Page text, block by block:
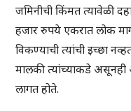
जमिनीची किंमत त्यावेळी
हजार रुपये एकरात लोक
विकण्याची त्यांची इच्छा
मालकी त्यांच्याकडे असूनही
लागत होते.